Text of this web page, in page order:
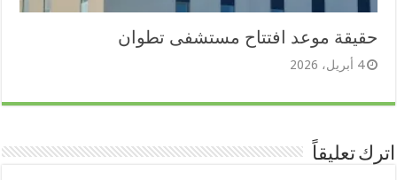
حقيقة موعد افتتاح مستشفى تطوان
4 أبريل، 2026
اترك تعليقاً